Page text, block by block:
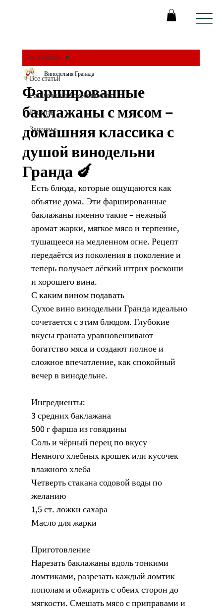
Все статьи
Развлечения в окрестностях
Рецепты
Здоровье
Все статьи
Фаршированные
баклажаны с мясом –
домашняя классика с
душой винодельни
Гранда 🍆
Винодельня Гранада
Есть блюда, которые ощущаются как
объятие дома. Эти фаршированные
баклажаны именно такие – нежный
аромат жарки, мягкое мясо и терпение,
тушащееся на медленном огне. Рецепт
передаётся из поколения в поколение и
теперь получает лёгкий штрих роскоши
и хорошего вина.
С каким вином подавать
Сухое вино винодельни Гранда идеально
сочетается с этим блюдом. Глубокие
вкусы граната уравновешивают
богатство мяса и создают полное и
сложное впечатление, как спокойный
вечер в винодельне.
Ингредиенты:
3 средних баклажана
500 г фарша из говядины
Соль и чёрный перец по вкусу
Немного хлебных крошек или кусочек
влажного хлеба
Четверть стакана содовой воды по
желанию
1,5 ст. ложки сахара
Масло для жарки
Приготовление
Нарезать баклажаны вдоль тонкими
ломтиками, разрезать каждый ломтик
пополам и обжарить с обеих сторон до
мягкости. Смешать мясо с приправами и